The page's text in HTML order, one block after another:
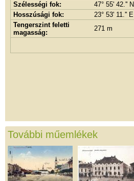
Szélességi fok:
47° 55' 42.'' N
Hosszúsági fok:
23° 53' 11.'' E
Tengerszint feletti
magasság:
271 m
További műemlékek